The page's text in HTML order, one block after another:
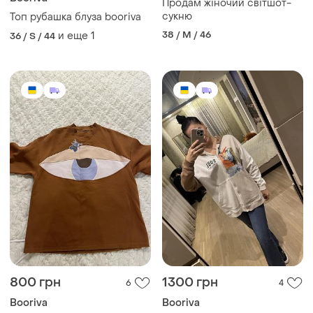
Топ рубашка блуза booriva
36 / S / 44 и еще 1
Продам жіночий світшот-
сукню
38 / M / 46
800 грн 6
Booriva
1300 грн 4
Booriva